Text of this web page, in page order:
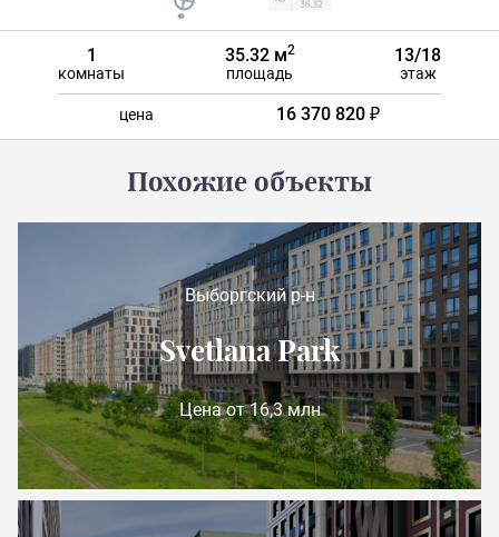
1
комнаты
35.32 м2
площадь
13/18
этаж
цена 16 370 820 ₽
Похожие объекты
Выборгский р-н
Svetlana Park
Цена от 16,3 млн